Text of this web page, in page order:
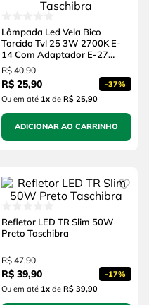
Lâmpada Led Vela Bico
Torcido Tvl 25 3W 2700K E-
14 Com Adaptador E-27
Taschibra
R$ 40,90
R$ 25,90 -37%
Ou em até 1xde R$ 25,90
ADICIONAR AO CARRINHO
Refletor LED TR Slim 50W
Preto Taschibra
R$ 47,90
R$ 39,90 -17%
Ou em até 1xde R$ 39,90